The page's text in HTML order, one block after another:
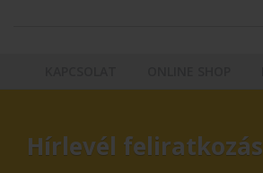
Hírlevél feliratkozás